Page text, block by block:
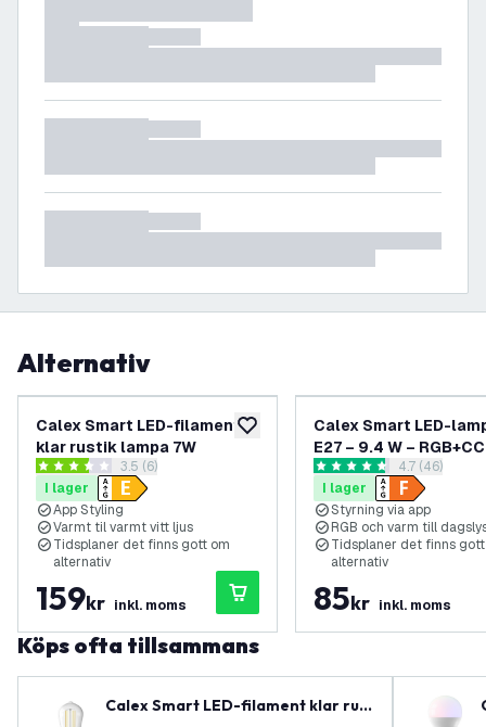
Alternativ
lägg till i önskelistan
Calex Smart LED-filament
klar rustik lampa 7W
öppna recensionspanel
3.5 stjärnbetyg3.5 (6)
I lager
App Styling
Varmt til varmt vitt ljus
Tidsplaner det finns gott om
alternativ
159kr inkl. moms
Calex Smart LED-
E27 – 9.4 W –
806 lumenöppna
4.7 stjärnbetyg4.7 (46)
I lager
Styrning via app
RGB och varm till
Tidsplaner det finns
alternativ
85kr inkl. moms
Köps ofta tillsammans
Calex Smart LED-filament klar rust